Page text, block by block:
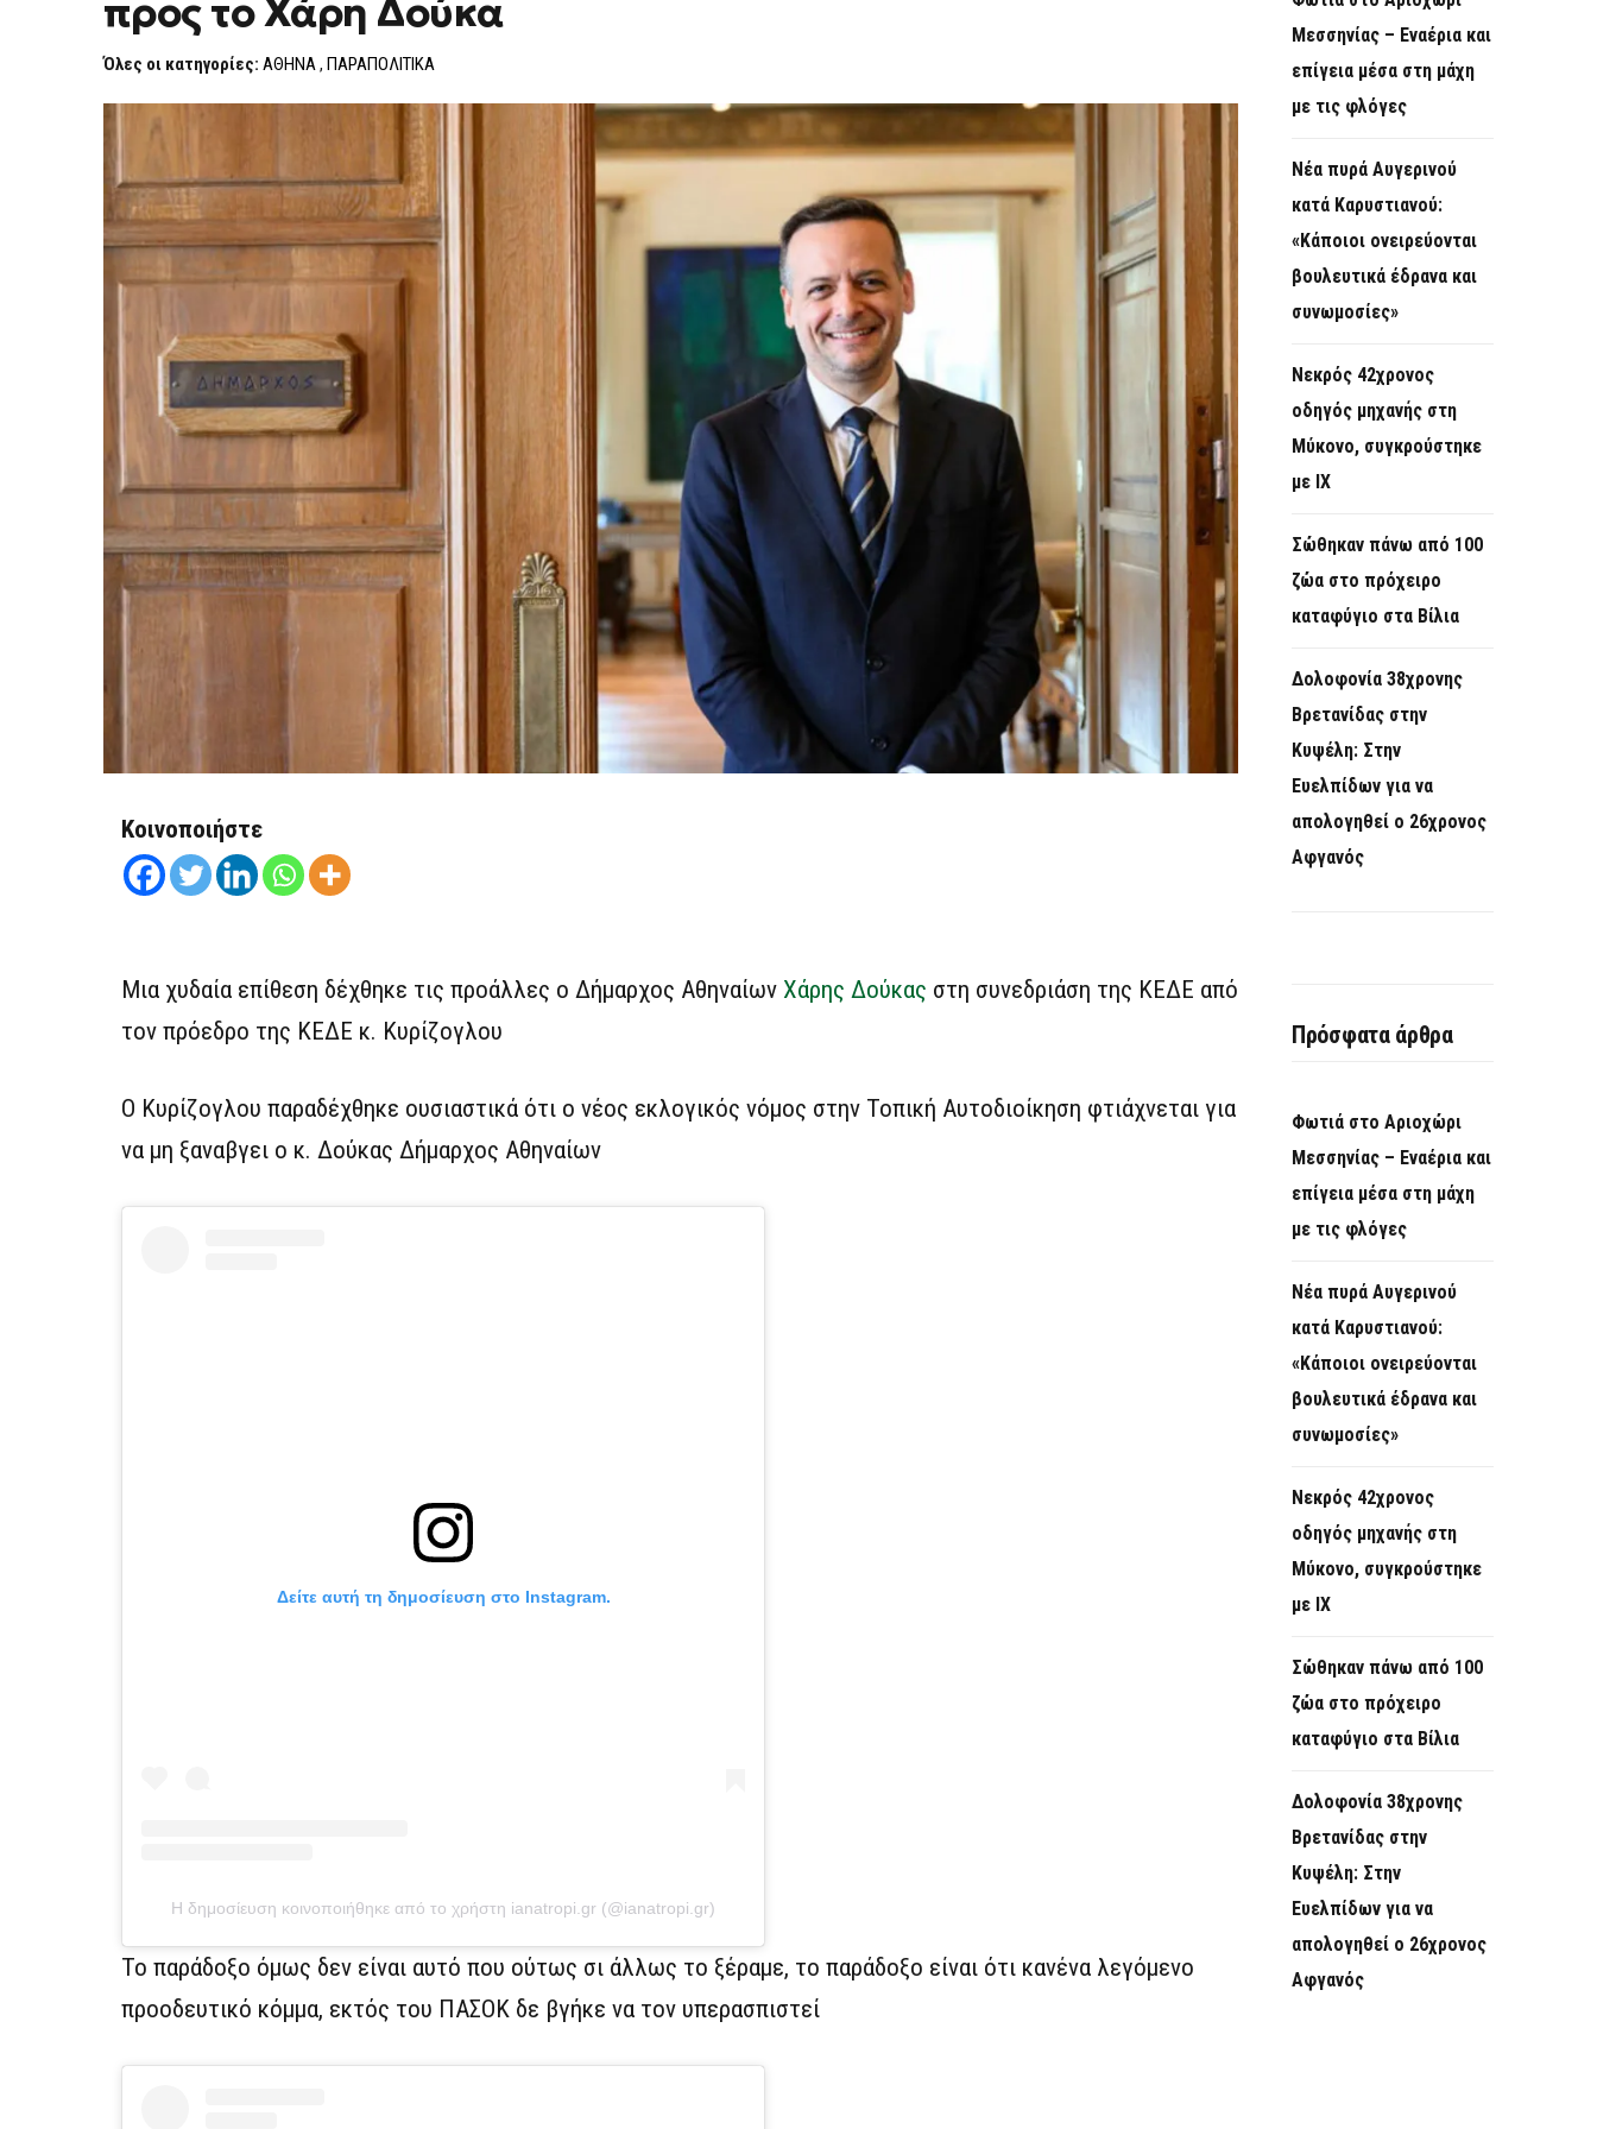
R
ΠΡΟΟΔΕΥΤΙΚΏΝ
(ΕΚΤΌΣ
ΠΑΣΟΚ)
ΠΡΟΣ
ΧΆΡΗ
προς το Χάρη Δούκα
Όλες οι κατηγορίες: ΑΘΗΝΑ, ΠΑΡΑΠΟΛΙΤΙΚΑ
Κοινοποιήστε
Μια χυδαία επίθεση δέχθηκε τις προάλλες ο Δήμαρχος Αθηναίων Χάρης Δούκας στη συνεδριάση της ΚΕΔΕ από
τον πρόεδρο της ΚΕΔΕ κ. Κυρίζογλου
Ο Κυρίζογλου παραδέχθηκε ουσιαστικά ότι ο νέος εκλογικός νόμος στην Τοπική Αυτοδιοίκηση φτιάχνεται για
να μη ξαναβγει ο κ. Δούκας Δήμαρχος Αθηναίων
Δείτε αυτή τη δημοσίευση στο Instagram.
Η δημοσίευση κοινοποιήθηκε από το χρήστη ianatropi.gr (@ianatropi.gr)
Το παράδοξο όμως δεν είναι αυτό που ούτως σι άλλως το ξέραμε, το παράδοξο είναι ότι κανένα λεγόμενο
προοδευτικό κόμμα, εκτός του ΠΑΣΟΚ δε βγήκε να τον υπερασπιστεί
Μεσσηνίας – Εναέρια και
επίγεια μέσα στη μάχη
με τις φλόγες
Νέα πυρά Αυγερινού
κατά Καρυστιανού:
«Κάποιοι ονειρεύονται
βουλευτικά έδρανα και
συνωμοσίες»
Νεκρός 42χρονος
οδηγός μηχανής στη
Μύκονο, συγκρούστηκε
με ΙΧ
Σώθηκαν πάνω από 100
ζώα στο πρόχειρο
καταφύγιο στα Βίλια
Δολοφονία 38χρονης
Βρετανίδας στην
Κυψέλη: Στην
Ευελπίδων για να
απολογηθεί ο 26χρονος
Αφγανός
Πρόσφατα άρθρα
Φωτιά στο Αριοχώρι
Μεσσηνίας – Εναέρια και
επίγεια μέσα στη μάχη
με τις φλόγες
Νέα πυρά Αυγερινού
κατά Καρυστιανού:
«Κάποιοι ονειρεύονται
βουλευτικά έδρανα και
συνωμοσίες»
Νεκρός 42χρονος
οδηγός μηχανής στη
Μύκονο, συγκρούστηκε
με ΙΧ
Σώθηκαν πάνω από 100
ζώα στο πρόχειρο
καταφύγιο στα Βίλια
Δολοφονία 38χρονης
Βρετανίδας στην
Κυψέλη: Στην
Ευελπίδων για να
απολογηθεί ο 26χρονος
Αφγανός